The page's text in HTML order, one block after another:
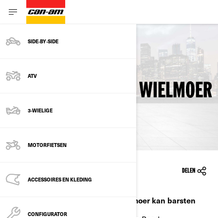
SIDE‑BY‑SIDE
ATV
3-WIELIGE
MOTORFIETSEN
ACCESSOIRES EN KLEDING
CONFIGURATOR
CAN-AM® RYKER - WIELMOER
KAN BARSTEN
1/10/2019 DELEN
Onderwerp: Can-Am® Ryker - Wielmoer kan barsten